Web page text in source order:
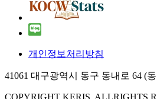
개인정보처리방침
41061 대구광역시 동구 동내로 64 (동
COPYRIGHT KERIS. ALLRIGHTS